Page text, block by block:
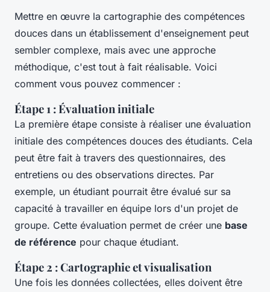
Mettre en œuvre la cartographie des compétences
douces dans un établissement d'enseignement peut
sembler complexe, mais avec une approche
méthodique, c'est tout à fait réalisable. Voici
comment vous pouvez commencer :
Étape 1 : Évaluation initiale
La première étape consiste à réaliser une évaluation
initiale des compétences douces des étudiants. Cela
peut être fait à travers des questionnaires, des
entretiens ou des observations directes. Par
exemple, un étudiant pourrait être évalué sur sa
capacité à travailler en équipe lors d'un projet de
groupe. Cette évaluation permet de créer une base
de référence pour chaque étudiant.
Étape 2 : Cartographie et visualisation
Une fois les données collectées, elles doivent être